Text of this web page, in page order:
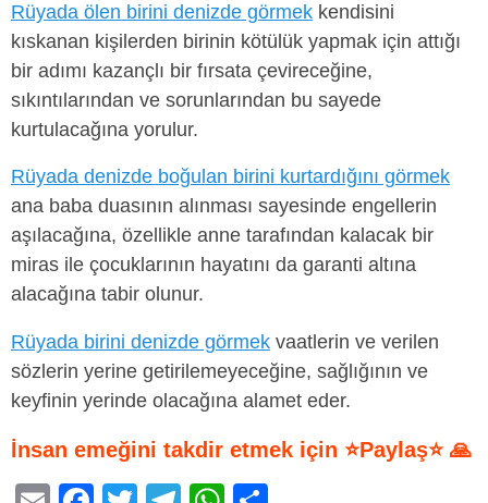
Rüyada ölen birini denizde görmek kendisini
kıskanan kişilerden birinin kötülük yapmak için attığı
bir adımı kazançlı bir fırsata çevireceğine,
sıkıntılarından ve sorunlarından bu sayede
kurtulacağına yorulur.
Rüyada denizde boğulan birini kurtardığını görmek
ana baba duasının alınması sayesinde engellerin
aşılacağına, özellikle anne tarafından kalacak bir
miras ile çocuklarının hayatını da garanti altına
alacağına tabir olunur.
Rüyada birini denizde görmek vaatlerin ve verilen
sözlerin yerine getirilemeyeceğine, sağlığının ve
keyfinin yerinde olacağına alamet eder.
İnsan emeğini takdir etmek için ⭐Paylaş⭐ 🙏